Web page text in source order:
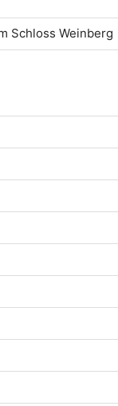
Schloss Weinberg